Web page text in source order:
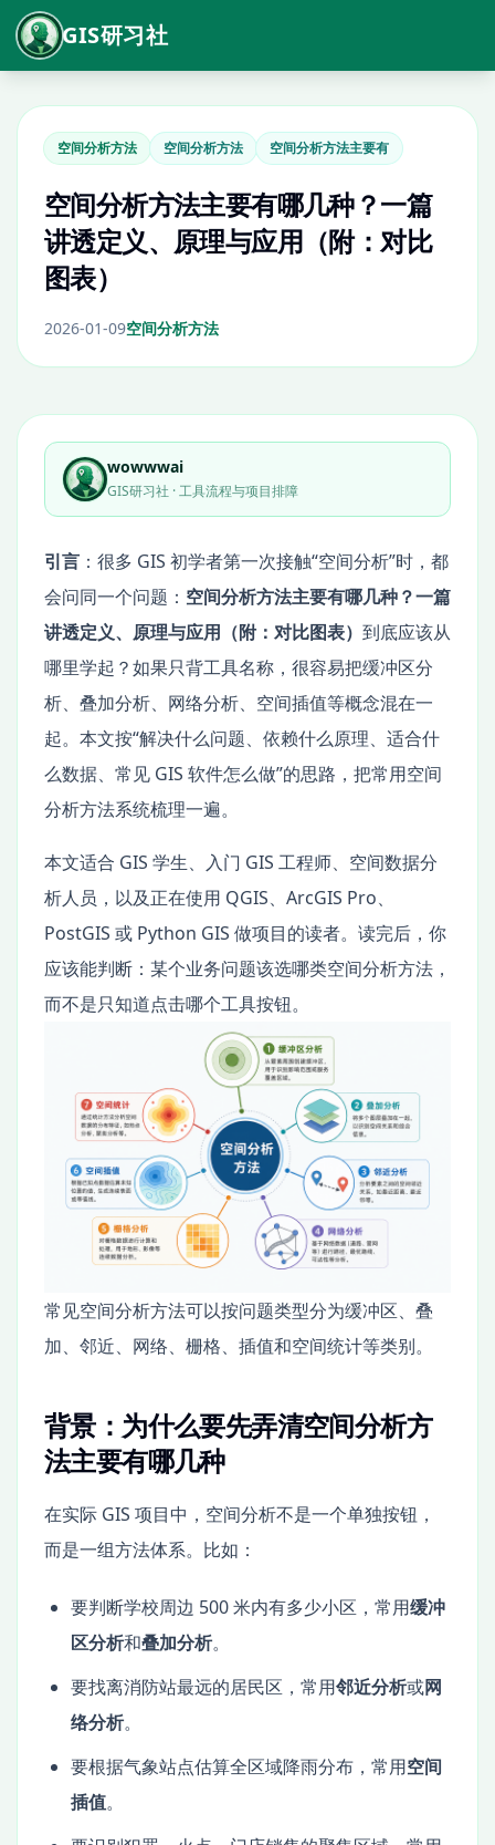
GIS研习社
空间分析方法 空间分析方法 空间分析方法主要有
空间分析方法主要有哪几种？一篇
讲透定义、原理与应用（附：对比
图表）
2026-01-09空间分析方法
wowwwai
GIS研习社 · 工具流程与项目排障
引言 ：很多 GIS 初学者第一次接触“空间分析”时，都
会问同一个问题： 空间分析方法主要有哪几种？一篇
讲透定义、原理与应用（附：对比图表） 到底应该从
哪里学起？如果只背工具名称，很容易把缓冲区分
析、叠加分析、网络分析、空间插值等概念混在一
起。本文按“解决什么问题、依赖什么原理、适合什
么数据、常见 GIS 软件怎么做”的思路，把常用空间
分析方法系统梳理一遍。
本文适合 GIS 学生、入门 GIS 工程师、空间数据分
析人员，以及正在使用 QGIS、ArcGIS Pro、
PostGIS 或 Python GIS 做项目的读者。读完后，你
应该能判断：某个业务问题该选哪类空间分析方法，
而不是只知道点击哪个工具按钮。
常见空间分析方法可以按问题类型分为缓冲区、叠
加、邻近、网络、栅格、插值和空间统计等类别。
背景：为什么要先弄清空间分析方
法主要有哪几种
在实际 GIS 项目中，空间分析不是一个单独按钮，
而是一组方法体系。比如：
要判断学校周边 500 米内有多少小区，常用缓冲
区分析和叠加分析。
要找离消防站最远的居民区，常用邻近分析或网
络分析。
要根据气象站点估算全区域降雨分布，常用空间
插值。